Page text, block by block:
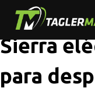
Multisitios
en carne de vacuno –
Sierra
para